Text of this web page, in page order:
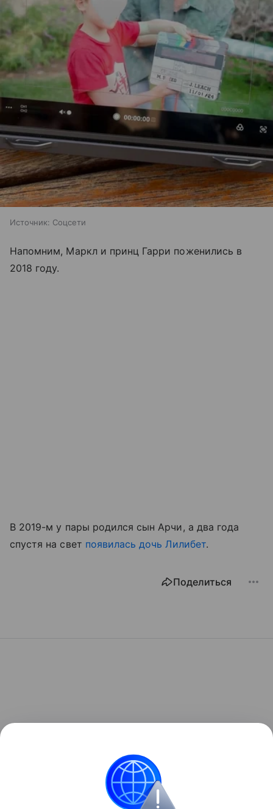
Источник: Соцсети
Напомним, Маркл и принц Гарри поженились в
2018 году.
В 2019-м у пары родился сын Арчи, а два года
спустя на свет появилась дочь Лилибет.
Поделиться